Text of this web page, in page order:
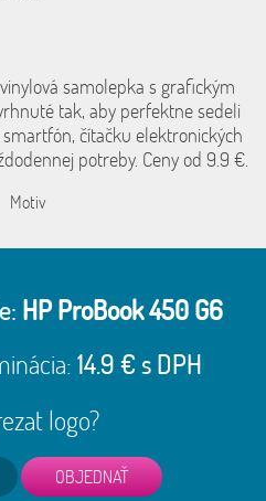
samolepka s grafickým
tak, aby perfektne sedeli
čítačku elektronických
potreby. Ceny od 9.9 €.
HP ProBook 450 G6
14.9 € s DPH
logo?